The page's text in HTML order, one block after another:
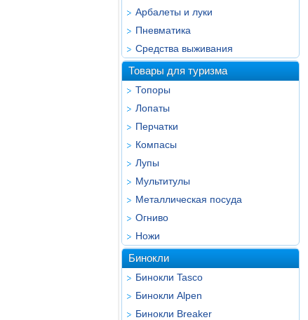
Арбалеты и луки
Пневматика
Средства выживания
Товары для туризма
Топоры
Лопаты
Перчатки
Компасы
Лупы
Мультитулы
Металлическая посуда
Огниво
Ножи
Бинокли
Бинокли Tasco
Бинокли Alpen
Бинокли Breaker